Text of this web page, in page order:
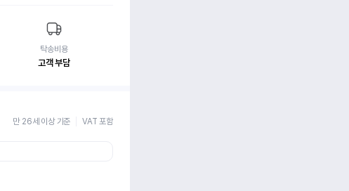
탁송비용
고객 부담
만 26세 이상 기준 VAT 포함